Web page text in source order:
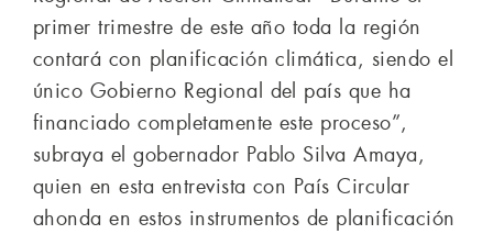
primer trimestre de este año toda la región
contará con planificación climática, siendo el
único Gobierno Regional del país que ha
financiado completamente este proceso”,
subraya el gobernador Pablo Silva Amaya,
quien en esta entrevista con País Circular
ahonda en estos instrumentos de planificación